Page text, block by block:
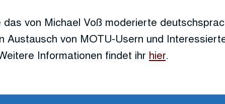
von Michael Voß moderierte
Austausch von MOTU-Usern und
Informationen findet ihr hier.